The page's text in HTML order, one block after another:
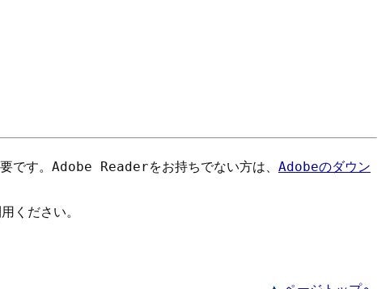
です。 Adobe Readerをお持ちでない方は、 Adobeのダウン
ください。